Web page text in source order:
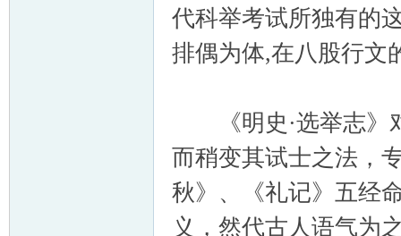
代科举考试所独有的
排偶为体,在八股行文
《明史·选举志》
而稍变其试士之法，
秋》、《礼记》五经
义，然代古人语气为